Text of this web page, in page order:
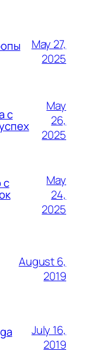
May 27,
2025
с
May
26,
2025
с
May
24,
2025
August 6,
2019
July 16,
2019